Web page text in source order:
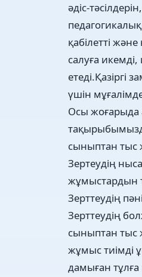
әдіс-
қабілетті
салуға
үшін
Осы жоғарыда
сыныптан тыс
Зертеудің
жұмыстардын
Зерттеудің
Зерттеудің
сыныптан тыс
жұмыс тиімді
дамыған